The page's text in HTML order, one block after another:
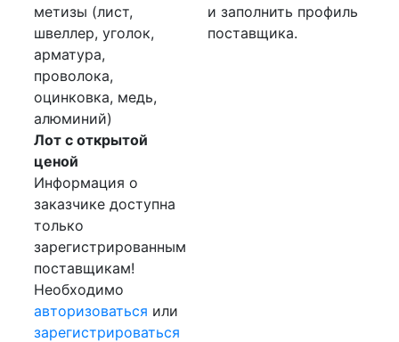
метизы (лист,
швеллер, уголок,
арматура,
проволока,
оцинковка, медь,
алюминий)
Лот с открытой
ценой
Информация о
заказчике доступна
только
зарегистрированным
поставщикам!
Необходимо
авторизоваться или
зарегистрироваться
и заполнить профиль
поставщика.